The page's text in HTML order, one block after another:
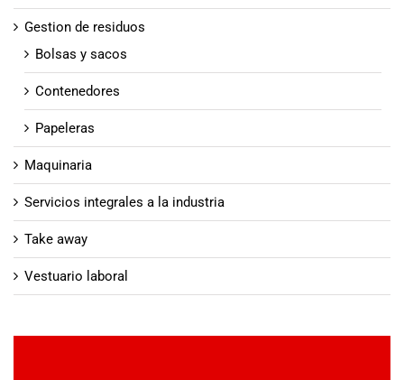
Gestion de residuos
Bolsas y sacos
Contenedores
Papeleras
Maquinaria
Servicios integrales a la industria
Take away
Vestuario laboral